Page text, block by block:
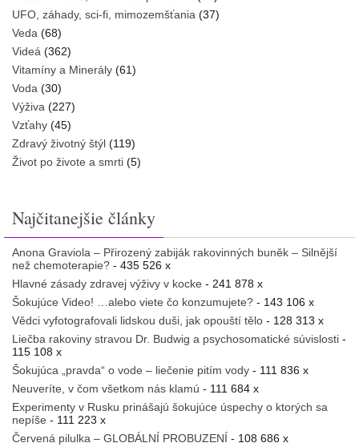
UFO, záhady, sci-fi, mimozemšťania (37)
Veda (68)
Videá (362)
Vitamíny a Minerály (61)
Voda (30)
Výživa (227)
Vzťahy (45)
Zdravý životný štýl (119)
Život po živote a smrti (5)
Najčitanejšie články
Anona Graviola – Přirozený zabiják rakovinných buněk – Silnější
než chemoterapie? - 435 526 x
Hlavné zásady zdravej výživy v kocke - 241 878 x
Šokujúce Video! …alebo viete čo konzumujete? - 143 106 x
Vědci vyfotografovali lidskou duši, jak opouští tělo - 128 313 x
Liečba rakoviny stravou Dr. Budwig a psychosomatické súvislosti -
115 108 x
Šokujúca „pravda“ o vode – liečenie pitím vody - 111 836 x
Neuveríte, v čom všetkom nás klamú - 111 684 x
Experimenty v Rusku prinášajú šokujúce úspechy o ktorých sa
nepíše - 111 223 x
Červená pilulka – GLOBÁLNÍ PROBUZENÍ - 108 686 x